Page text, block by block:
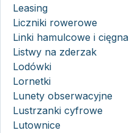
Leasing
Liczniki rowerowe
Linki hamulcowe i cięgna
Listwy na zderzak
Lodówki
Lornetki
Lunety obserwacyjne
Lustrzanki cyfrowe
Lutownice